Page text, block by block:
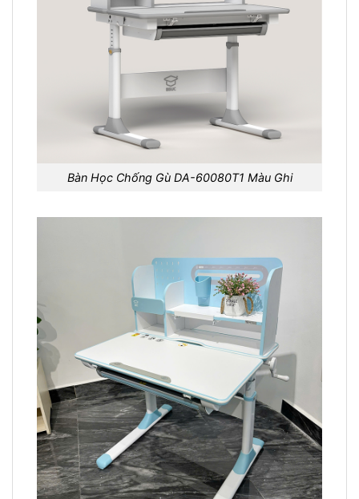
Bàn Học Chống Gù DA-60080T1 Màu Ghi